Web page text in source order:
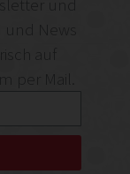
per Mail.